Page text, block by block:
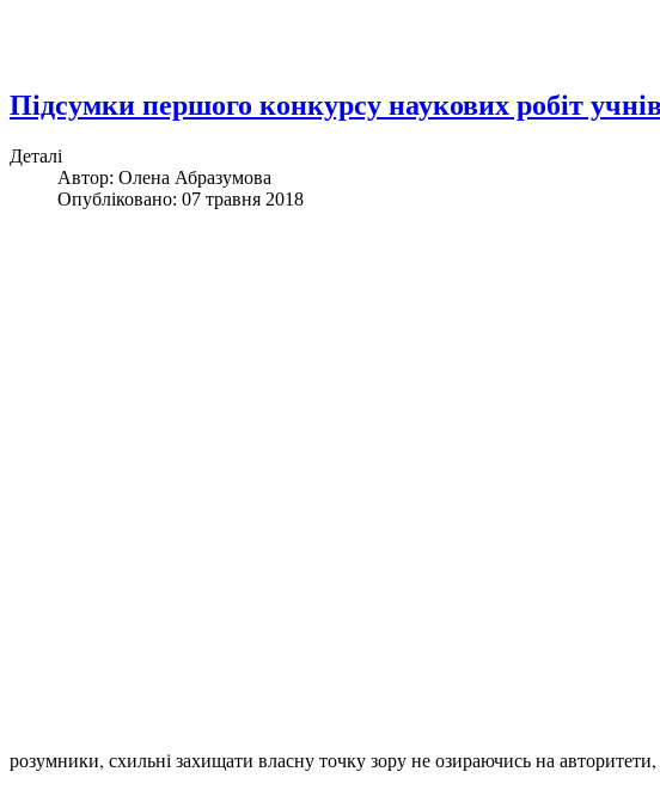
Підсумки першого конкурсу наукових робіт
Деталі
Автор: Олена Абразумова
Опубліковано: 07 травня 2018
розумники, схильні захищати власну точку зору не озираючись на